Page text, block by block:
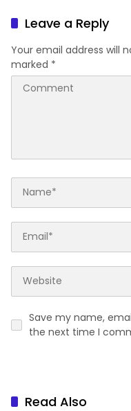
Leave a Reply
Your email address will
marked *
Save my name,
the next time I
Read Also